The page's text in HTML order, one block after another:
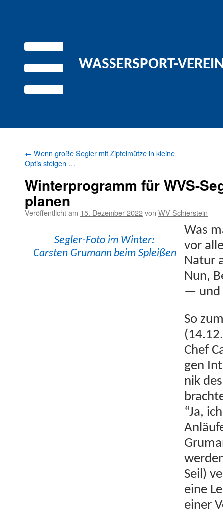
WASSERSPORT-
← Wenn große Segler mit Zipfelmütze in kleine
Optis steigen …
Winterprogramm für WVS-
planen
Veröffentlicht am 15. Dezember 2022von WV Schierstein
Segler-Foto im Win­ter:
Carsten Gru­mann beim Spleißen
Was
vor
Natur
Nun,
— und
So
Chef
gen
nik
“Ja,
Seil)
eine
ein­er